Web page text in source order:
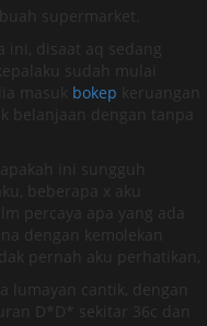
supermarket.
ini, disaat aq sedang
sudah mulai
masuk bokep keruangan
belanjaan dengan tanpa
ini sungguh
beberapa x aku
percaya apa yang ada
dengan kemolekan
pernah aku perhatikan,
lumayan cantik, dengan
D*D* sekitar 36c dan